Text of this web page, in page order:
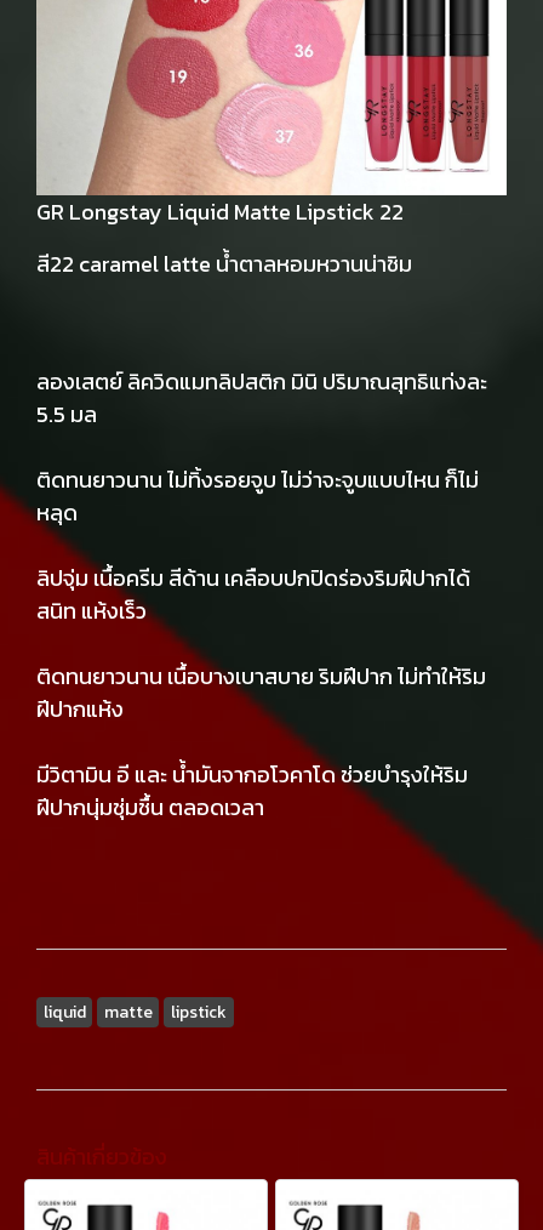
GR Longstay Liquid Matte Lipstick 22
สี22 caramel latte น้ำตาลหอมหวานน่าชิม
ลองเสตย์ ลิควิดแมทลิปสติก มินิ ปริมาณสุทธิแท่งละ
5.5 มล
ติดทนยาวนาน ไม่ทิ้งรอยจูบ ไม่ว่าจะจูบแบบไหน ก็ไม่
หลุด
ลิปจุ่ม เนื้อครีม สีด้าน เคลือบปกปิดร่องริมฝีปากได้
สนิท แห้งเร็ว
ติดทนยาวนาน เนื้อบางเบาสบาย ริมฝีปาก ไม่ทำให้ริม
ฝีปากแห้ง
มีวิตามิน อี และ น้ำมันจากอโวคาโด ช่วยบำรุงให้ริม
ฝีปากนุ่มชุ่มชื้น ตลอดเวลา
liquid matte lipstick
สินค้าเกี่ยวข้อง